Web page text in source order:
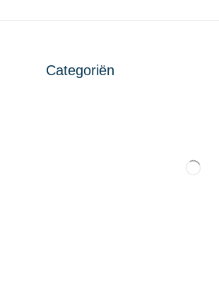
Categoriën